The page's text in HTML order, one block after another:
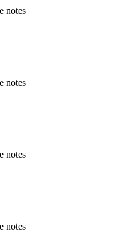
notes
notes
notes
notes